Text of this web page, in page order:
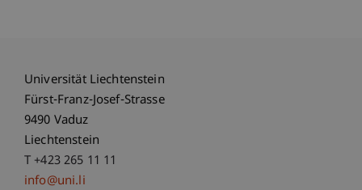
Universität Liechtenstein
Fürst-Franz-Josef-Strasse
9490 Vaduz
Liechtenstein
T +423 265 11 11
info@uni.li